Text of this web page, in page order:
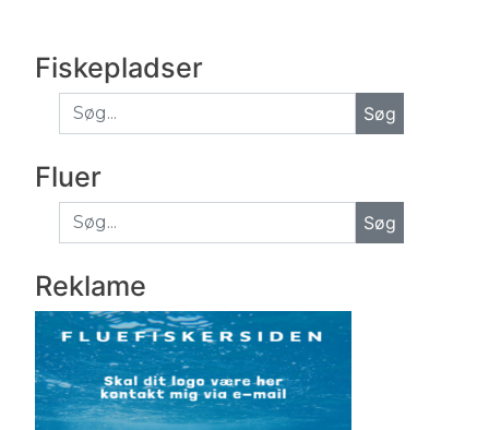
Fiskepladser
Fluer
Søg
Reklame